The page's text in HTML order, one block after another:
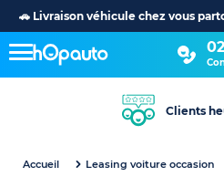
🚗 Livraison véhicule chez vous
Clients
Accueil Leasing voiture occasion